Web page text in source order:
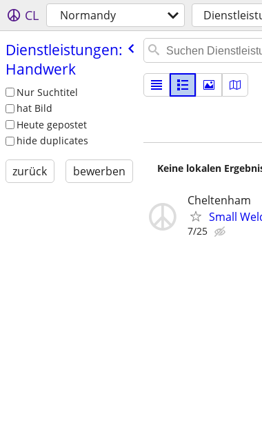
CL Normandy
Dienstleistungen:
Handwerk
Nur Suchtitel
hat Bild
Heute gepostet
hide duplicates
zurück bewerben Keine lokalen
Cheltenham
Small
7/25